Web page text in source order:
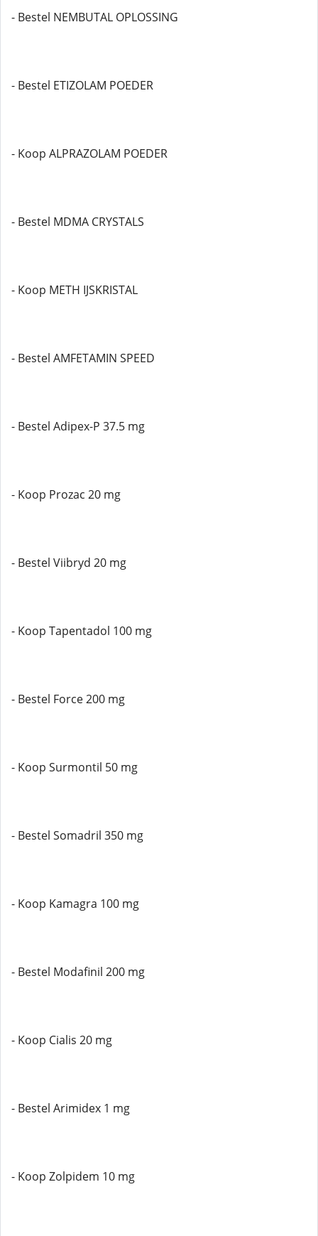
- Bestel NEMBUTAL OPLOSSING
- Bestel ETIZOLAM POEDER
- Koop ALPRAZOLAM POEDER
- Bestel MDMA CRYSTALS
- Koop METH IJSKRISTAL
- Bestel AMFETAMIN SPEED
- Bestel Adipex-P 37.5 mg
- Koop Prozac 20 mg
- Bestel Viibryd 20 mg
- Koop Tapentadol 100 mg
- Bestel Force 200 mg
- Koop Surmontil 50 mg
- Bestel Somadril 350 mg
- Koop Kamagra 100 mg
- Bestel Modafinil 200 mg
- Koop Cialis 20 mg
- Bestel Arimidex 1 mg
- Koop Zolpidem 10 mg